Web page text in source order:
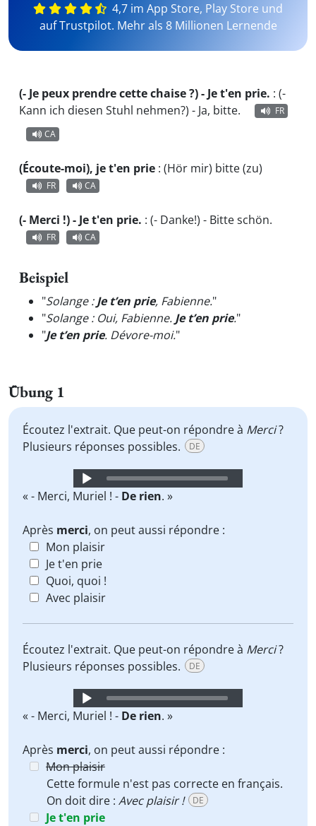
4,7 im App Store, Play Store und
auf Trustpilot. Mehr als 8 Millionen Lernende
(- Je peux prendre cette chaise ?) - Je t'en prie. : (-
Kann ich diesen Stuhl nehmen?) - Ja, bitte.
FR
CA
(Écoute-moi), je t'en prie : (Hör mir) bitte (zu)
FR CA
(- Merci !) - Je t'en prie. : (- Danke!) - Bitte schön.
FR CA
Beispiel
"Solange :Je t’en prie, Fabienne."
"Solange : Oui, Fabienne. Je t’en prie."
"Je t’en prie. Dévore-moi."
Übung 1
Écoutez l'extrait. Que peut-on répondre à Merci?
Plusieurs réponses possibles.
DE
Audio
Player
« - Merci, Muriel ! - De rien. »
Après merci, on peut aussi répondre :
Mon plaisir
Je t'en prie
Quoi, quoi !
Avec plaisir
Écoutez l'extrait. Que peut-on répondre à Merci?
Plusieurs réponses possibles.
DE
Audio
Player
« - Merci, Muriel ! - De rien. »
Après merci, on peut aussi répondre :
Mon plaisir
Cette formule n'est pas correcte en français.
On doit dire : Avec plaisir ! DE
Je t'en prie